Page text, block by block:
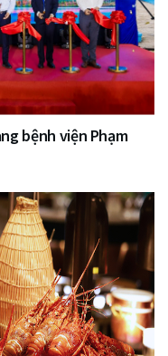
bệnh viện Phạm